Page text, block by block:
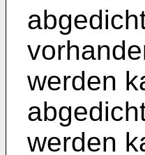
werden
werden